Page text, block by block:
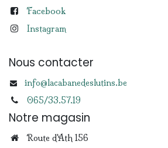
Facebook
Instagram
Nous contacter
info@lacabanedeslutins.be
065/33.57.19
Notre magasin
Route d'Ath 156